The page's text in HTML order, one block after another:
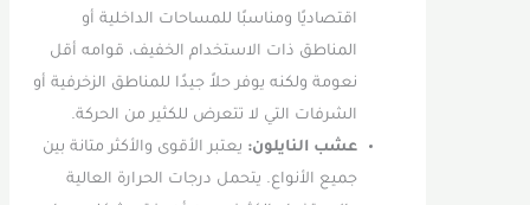
اقتصاديًا ومناسبًا للمساحات الداخلية أو
المناطق ذات الاستخدام الخفيف، قوامه أقل
نعومة ولكنه يوفر حلاً جيدًا للمناطق الزخرفية أو
الشرفات التي لا تتعرض للكثير من الحركة.
عشب النايلون:يعتبر الأقوى والأكثر متانة بين
جميع الأنواع. يتحمل درجات الحرارة العالية